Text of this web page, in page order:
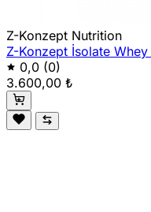
Z-Konzept Nutrition
Z-Konzept İsolate
0,0 (0)
3.600,00 ₺